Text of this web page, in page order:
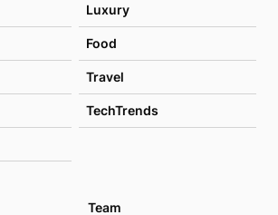
Luxury
Food
Travel
TechTrends
Team